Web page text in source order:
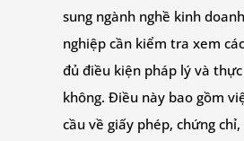
sung ngành nghề kinh
nghiệp cần kiểm tra xem
đủ điều kiện pháp lý và
không. Điều này bao gồm
cầu về giấy phép, chứng